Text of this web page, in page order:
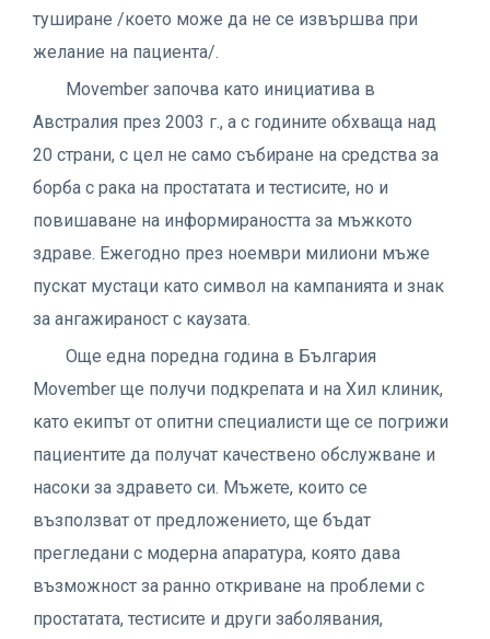
туширане /което може да не се извършва при
желание на пациента/.
Movember започва като инициатива в
Австралия през 2003 г., а с годините обхваща над
20 страни, с цел не само събиране на средства за
борба с рака на простатата и тестисите, но и
повишаване на информираността за мъжкото
здраве. Ежегодно през ноември милиони мъже
пускат мустаци като символ на кампанията и знак
за ангажираност с каузата.
Още една поредна година в България
Movember ще получи подкрепата и на Хил клиник,
като екипът от опитни специалисти ще се погрижи
пациентите да получат качествено обслужване и
насоки за здравето си. Мъжете, които се
възползват от предложението, ще бъдат
прегледани с модерна апаратура, която дава
възможност за ранно откриване на проблеми с
простатата, тестисите и други заболявания,